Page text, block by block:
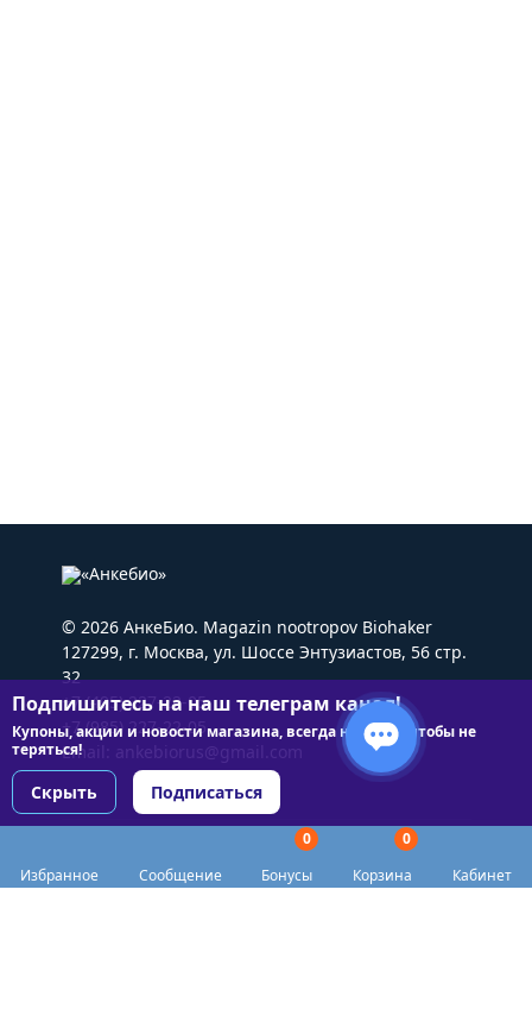
Избранное Сообщение
0
Бонусы
0
Корзина
Кабинет
© 2026 АнкеБио. Magazin nootropov Biohaker
127299, г. Москва, ул. Шоссе Энтузиастов, 56 стр.
32
+7 (495) 227-22-05
+7 (985) 227-22-05
Email: ankebiorus@gmail.com
Подпишитесь на наш телеграм канал!
Купоны, акции и новости магазина, всегда на связи чтобы не
теряться!
Скрыть Подписаться